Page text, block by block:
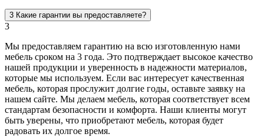
3 Какие гарантии вы предоставляете?
3
Мы предоставляем гарантию на всю изготовленную нами
мебель сроком на 3 года. Это подтверждает высокое качество
нашей продукции и уверенность в надежности материалов,
которые мы используем. Если вас интересует качественная
мебель, которая прослужит долгие годы, оставьте заявку на
нашем сайте. Мы делаем мебель, которая соответствует всем
стандартам безопасности и комфорта. Наши клиенты могут
быть уверены, что приобретают мебель, которая будет
радовать их долгое время.